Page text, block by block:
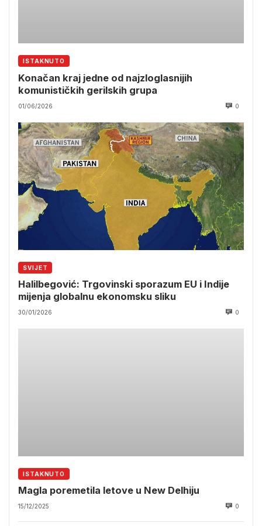
ISTAKNUTO
Konačan kraj jedne od najzloglasnijih
komunističkih gerilskih grupa
01/06/2026 0
SVIJET
Halilbegović: Trgovinski sporazum EU i Indije
mijenja globalnu ekonomsku sliku
30/01/2026 0
ISTAKNUTO
Magla poremetila letove u New Delhiju
15/12/2025 0